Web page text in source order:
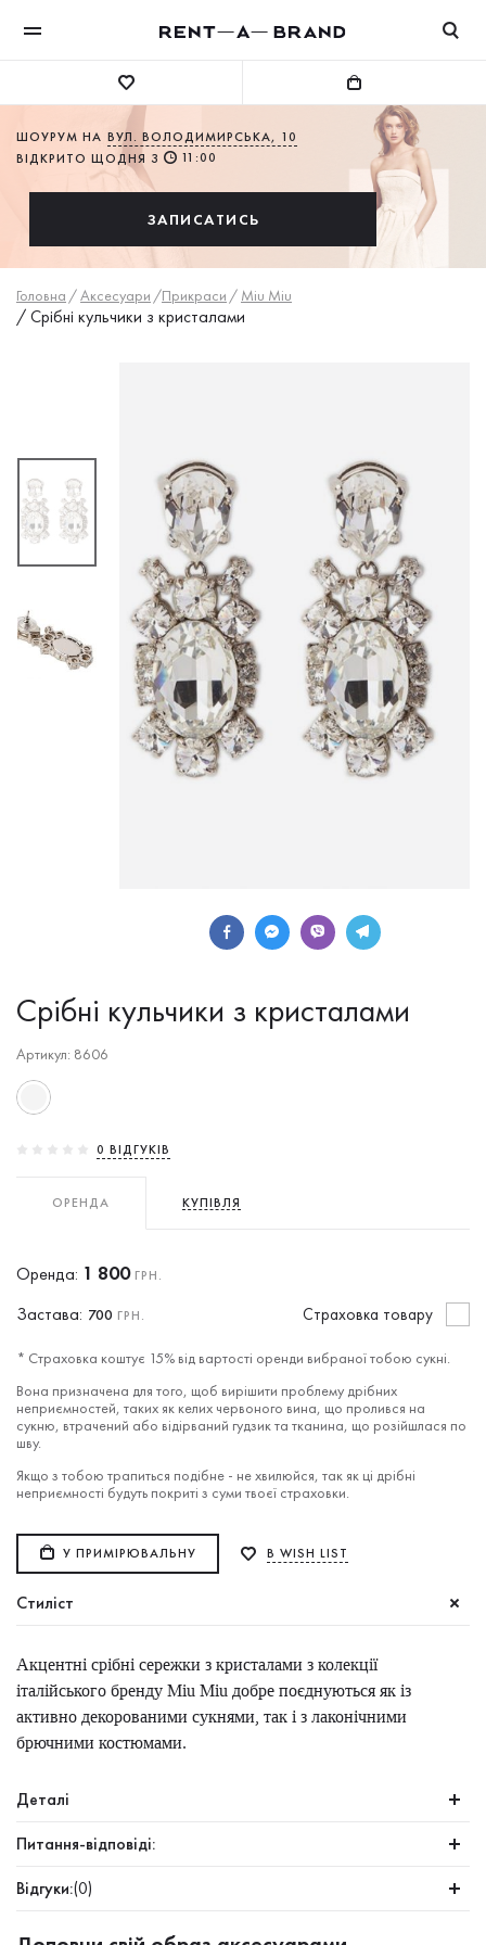
ШОУРУМ НА ВУЛ. ВОЛОДИМИРСЬКА, 10
ВІДКРИТО ЩОДНЯ З
11:00
ЗАПИСАТИСЬ
Головна /Аксесуари /Прикраси / Miu Miu
/Срібні кульчики з кристалами
Срібні кульчики з кристалами
Артикул: 8606
0 ВIДГУКIВ
ОРЕНДА КУПІВЛЯ
Оренда: 1 800ГРН.
Застава: 700 ГРН. Cтраховка товару
* Страховка коштує 15% від вартості оренди вибраної тобою сукні.
Вона призначена для того, щоб вирішити проблему дрібних
неприємностей, таких як келих червоного вина, що пролився на
сукню, втрачений або відірваний гудзик та тканина, що розійшлася по
шву.
Якщо з тобою трапиться подібне - не хвилюйся, так як ці дрібні
неприємності будуть покриті з суми твоєї страховки.
У ПРИМІРЮВАЛЬНУ В WISH LIST
Стиліст
Акцентні срібні сережки з кристалами з колекції
італійського бренду Miu Miu добре поєднуються як із
активно декорованими сукнями, так і з лаконічними
брючними костюмами.
Деталі
Питання-відповіді:
Відгуки:(0)